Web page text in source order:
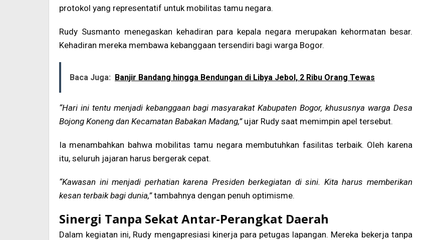
protokol yang representatif untuk mobilitas tamu negara.
Rudy Susmanto menegaskan kehadiran para kepala negara merupakan kehormatan besar.
Kehadiran mereka membawa kebanggaan tersendiri bagi warga Bogor.
Baca Juga: Banjir Bandang hingga Bendungan di Libya Jebol, 2 Ribu Orang Tewas
“Hari ini tentu menjadi kebanggaan bagi masyarakat Kabupaten Bogor, khususnya warga Desa
Bojong Koneng dan Kecamatan Babakan Madang,”ujar Rudy saat memimpin apel tersebut.
Ia menambahkan bahwa mobilitas tamu negara membutuhkan fasilitas terbaik. Oleh karena
itu, seluruh jajaran harus bergerak cepat.
“Kawasan ini menjadi perhatian karena Presiden berkegiatan di sini. Kita harus memberikan
kesan terbaik bagi dunia,”tambahnya dengan penuh optimisme.
Sinergi Tanpa Sekat Antar-Perangkat Daerah
Dalam kegiatan ini, Rudy mengapresiasi kinerja para petugas lapangan. Mereka bekerja tanpa